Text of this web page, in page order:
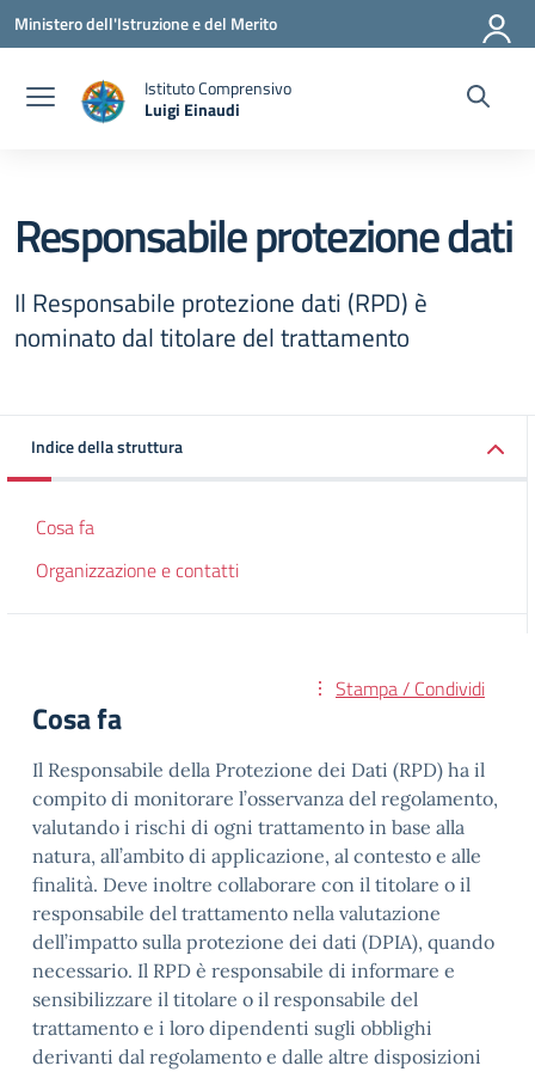
Vai ai contenuti
Vai al menu di navigazione
Vai al footer
Ministero dell'Istruzione e del Merito
Istituto Comprensivo
Luigi Einaudi
— Visita la pagina iniziale della scuola
Responsabile protezione dati
Il Responsabile protezione dati (RPD) è
nominato dal titolare del trattamento
Indice della struttura
Cosa fa
Organizzazione e contatti
Stampa / Condividi
Cosa fa
Il Responsabile della Protezione dei Dati (RPD) ha il
compito di monitorare l’osservanza del regolamento,
valutando i rischi di ogni trattamento in base alla
natura, all’ambito di applicazione, al contesto e alle
finalità. Deve inoltre collaborare con il titolare o il
responsabile del trattamento nella valutazione
dell’impatto sulla protezione dei dati (DPIA), quando
necessario. Il RPD è responsabile di informare e
sensibilizzare il titolare o il responsabile del
trattamento e i loro dipendenti sugli obblighi
derivanti dal regolamento e dalle altre disposizioni